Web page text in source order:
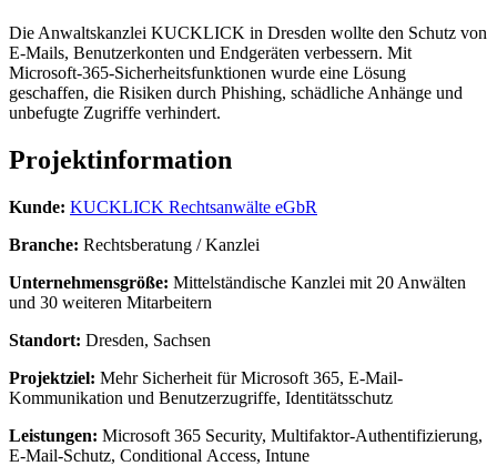
Die Anwaltskanzlei KUCKLICK in Dresden wollte den Schutz von
E-Mails, Benutzerkonten und Endgeräten verbessern. Mit
Microsoft-365-Sicherheitsfunktionen wurde eine Lösung
geschaffen, die Risiken durch Phishing, schädliche Anhänge und
unbefugte Zugriffe verhindert.
Projektinformation
Kunde: KUCKLICK Rechtsanwälte eGbR
Branche: Rechtsberatung / Kanzlei
Unternehmensgröße: Mittelständische Kanzlei mit 20 Anwälten
und 30 weiteren Mitarbeitern
Standort: Dresden, Sachsen
Projektziel: Mehr Sicherheit für Microsoft 365, E-Mail-
Kommunikation und Benutzerzugriffe, Identitätsschutz
Leistungen: Microsoft 365 Security, Multifaktor-Authentifizierung,
E-Mail-Schutz, Conditional Access, Intune